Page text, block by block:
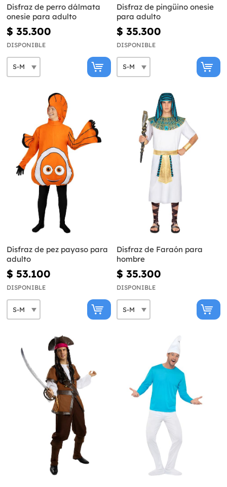
Disfraz de perro dálmata
onesie para adulto
$ 35.300
DISPONIBLE
Disfraz de pingüino onesie
para adulto
$ 35.300
DISPONIBLE
Disfraz de pez payaso para
adulto
$ 53.100
DISPONIBLE
Disfraz de Faraón para
hombre
$ 35.300
DISPONIBLE